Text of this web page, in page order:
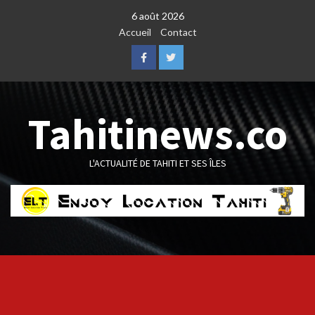
6 août 2026
Accueil
Contact
FacebookTwitter
Tahitinews.co
L'ACTUALITÉ DE TAHITI ET SES ÎLES